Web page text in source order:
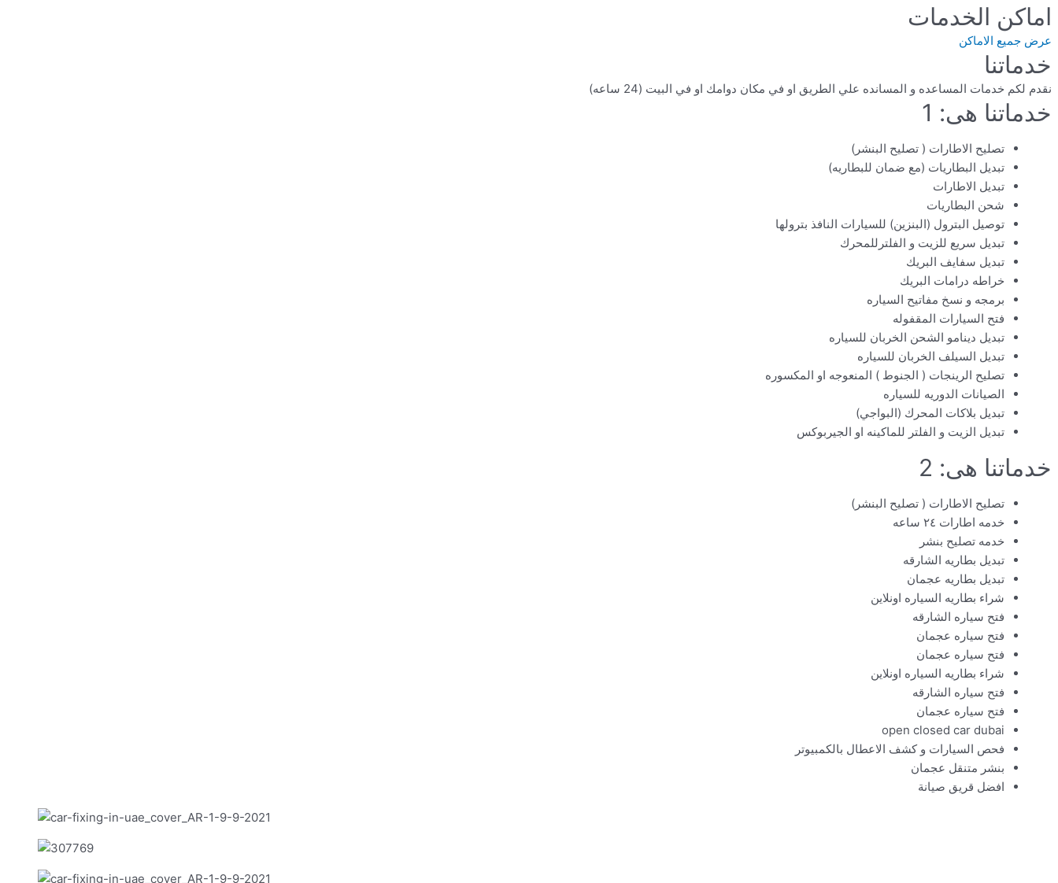
اماكن الخدمات
عرض جميع الاماكن
خدماتنا
نقدم لكم خدمات المساعده و المسانده علي الطريق او في مكان دوامك او في البيت (24 ساعه)
خدماتنا هى: 1
تصليح الاطارات ( تصليح البنشر)
تبديل البطاريات (مع ضمان للبطاريه)
تبديل الاطارات
شحن البطاريات
توصيل البترول (البنزين) للسيارات النافذ بترولها
تبديل سريع للزيت و الفلترللمحرك
تبديل سفايف البريك
خراطه درامات البريك
برمجه و نسخ مفاتيح السياره
فتح السيارات المقفوله
تبديل دينامو الشحن الخربان للسياره
تبديل السيلف الخربان للسياره
تصليح الرينجات ( الجنوط ) المنعوجه او المكسوره
الصيانات الدوريه للسياره
تبديل بلاكات المحرك (البواجي)
تبديل الزيت و الفلتر للماكينه او الجيربوكس
خدماتنا هى: 2
تصليح الاطارات ( تصليح البنشر)
خدمه اطارات ٢٤ ساعه
خدمه تصليح بنشر
تبديل بطاريه الشارقه
تبديل بطاريه عجمان
شراء بطاريه السياره اونلاين
فتح سياره الشارقه
فتح سياره عجمان
فتح سياره عجمان
شراء بطاريه السياره اونلاين
فتح سياره الشارقه
فتح سياره عجمان
open closed car dubai
فحص السيارات و كشف الاعطال بالكمبيوتر
بنشر متنقل عجمان
افضل قريق صيانة